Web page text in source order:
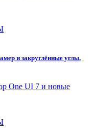
и закруглённые углы.